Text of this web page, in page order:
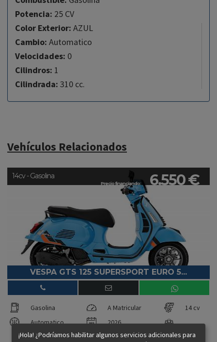
Potencia: 25 CV
Color Exterior: AZUL
Cambio: Automatico
Velocidades: 0
Cilindros: 1
Cilindrada: 310 cc.
Vehículos Relacionados
Precio financiando: 6.550 €
14cv - Gasolina
VESPA GTS 125 SUPERSPORT EURO 5...
Gasolina A Matricular
14 cv
Automatico
2026
¡Hola! ¿Podríamos habilitar algunos servicios adicionales para